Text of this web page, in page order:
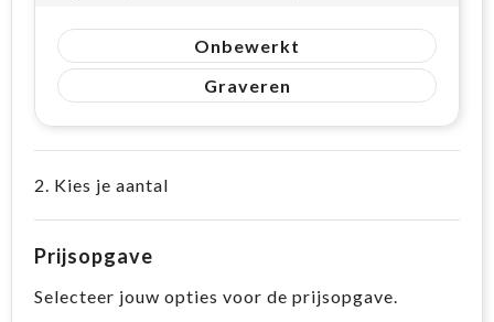
Onbewerkt
Graveren
2. Kies je aantal
Prijsopgave
Selecteer jouw opties voor de prijsopgave.